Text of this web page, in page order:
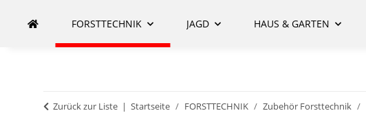
FORSTTECHNIK JAGD HAUS & GARTEN
Zurück zur Liste Startseite FORSTTECHNIK Zubehör Forsttechnik